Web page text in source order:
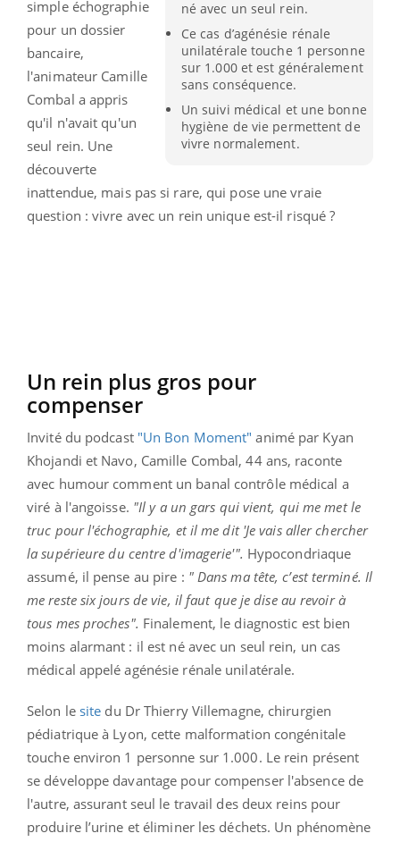
né avec un seul rein.
Ce cas d’agénésie rénale
unilatérale touche 1 personne
sur 1.000 et est généralement
sans conséquence.
Un suivi médical et une bonne
hygiène de vie permettent de
vivre normalement.
simple échographie
pour un dossier
bancaire,
l'animateur Camille
Combal a appris
qu'il n'avait qu'un
seul rein. Une
découverte
inattendue, mais pas si rare, qui pose une vraie
question : vivre avec un rein unique est-il risqué ?
Un rein plus gros pour
compenser
Invité du podcast "Un Bon Moment" animé par Kyan
Khojandi et Navo, Camille Combal, 44 ans, raconte
avec humour comment un banal contrôle médical a
viré à l'angoisse. "Il y a un gars qui vient, qui me met le
truc pour l'échographie, et il me dit 'Je vais aller chercher
la supérieure du centre d'imagerie'". Hypocondriaque
assumé, il pense au pire : " Dans ma tête, c’est terminé. Il
me reste six jours de vie, il faut que je dise au revoir à
tous mes proches". Finalement, le diagnostic est bien
moins alarmant : il est né avec un seul rein, un cas
médical appelé agénésie rénale unilatérale.
Selon le site du Dr Thierry Villemagne, chirurgien
pédiatrique à Lyon, cette malformation congénitale
touche environ 1 personne sur 1.000. Le rein présent
se développe davantage pour compenser l'absence de
l'autre, assurant seul le travail des deux reins pour
produire l’urine et éliminer les déchets. Un phénomène